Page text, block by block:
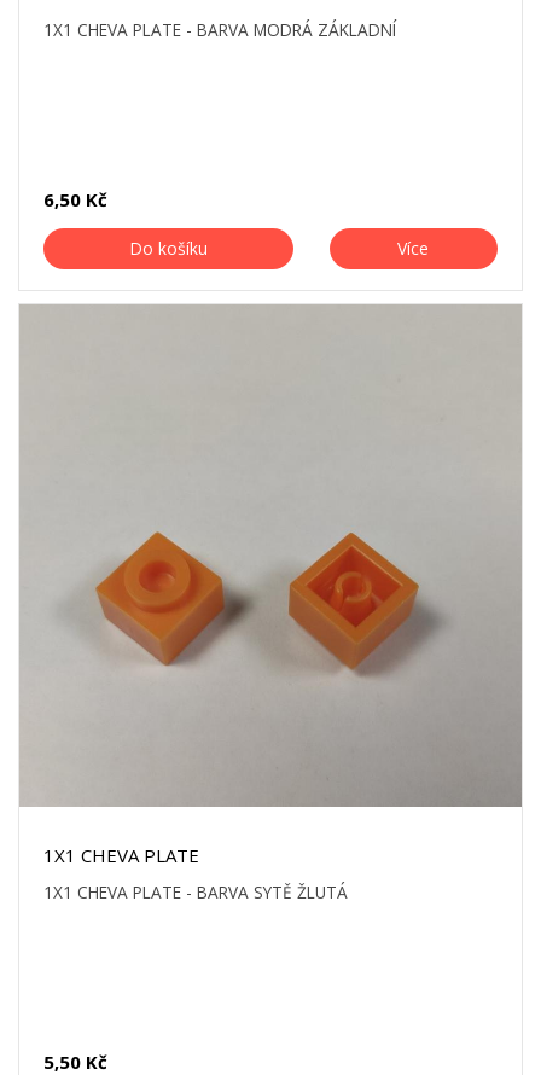
1X1 CHEVA PLATE - BARVA MODRÁ ZÁKLADNÍ
6,50 Kč
Do košíku Více
1X1 CHEVA PLATE
1X1 CHEVA PLATE - BARVA SYTĚ ŽLUTÁ
5,50 Kč